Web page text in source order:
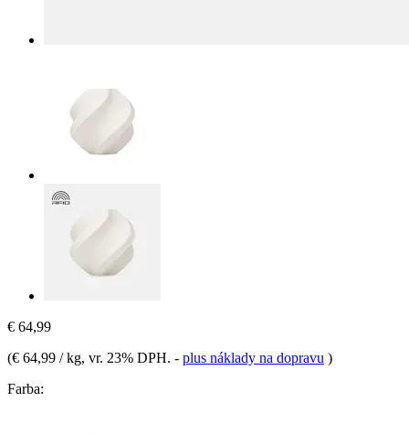
€ 64,99
(€ 64,99 / kg, vr. 23% DPH. - plus náklady na dopravu )
Farba: